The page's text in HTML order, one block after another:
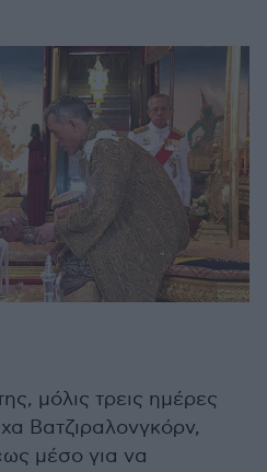
μόλις τρεις ημέρες
Βατζιραλονγκόρν,
μέσο για να